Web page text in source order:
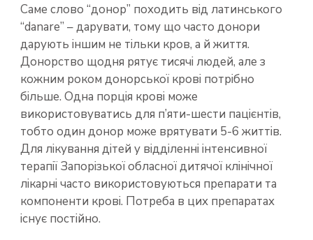
Саме слово “донор” походить від латинського
“danare” – дарувати, тому що часто донори
дарують іншим не тільки кров, а й життя.
Донорство щодня рятує тисячі людей, але з
кожним роком донорської крові потрібно
більше. Одна порція крові може
використовуватись для п’яти-шести пацієнтів,
тобто один донор може врятувати 5-6 життів.
Для лікування дітей у відділенні інтенсивної
терапії Запорізької обласної дитячої клінічної
лікарні часто використовуються препарати та
компоненти крові. Потреба в цих препаратах
існує постійно.